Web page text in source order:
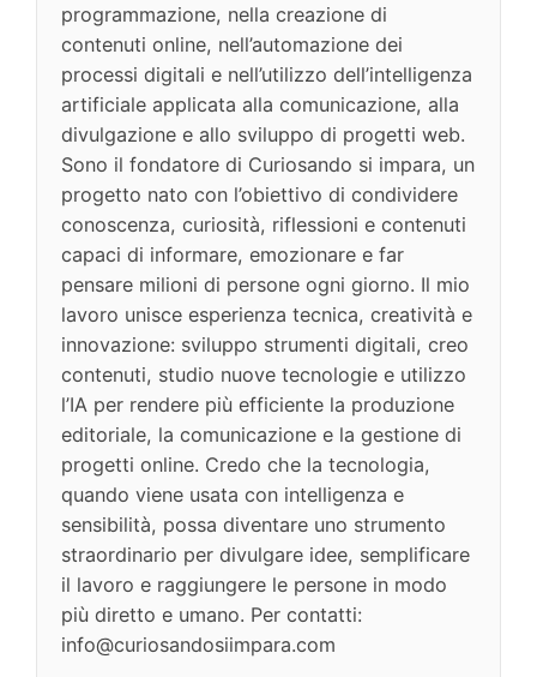
programmazione, nella creazione di
contenuti online, nell’automazione dei
processi digitali e nell’utilizzo dell’intelligenza
artificiale applicata alla comunicazione, alla
divulgazione e allo sviluppo di progetti web.
Sono il fondatore di Curiosando si impara, un
progetto nato con l’obiettivo di condividere
conoscenza, curiosità, riflessioni e contenuti
capaci di informare, emozionare e far
pensare milioni di persone ogni giorno. Il mio
lavoro unisce esperienza tecnica, creatività e
innovazione: sviluppo strumenti digitali, creo
contenuti, studio nuove tecnologie e utilizzo
l’IA per rendere più efficiente la produzione
editoriale, la comunicazione e la gestione di
progetti online. Credo che la tecnologia,
quando viene usata con intelligenza e
sensibilità, possa diventare uno strumento
straordinario per divulgare idee, semplificare
il lavoro e raggiungere le persone in modo
più diretto e umano. Per contatti:
info@curiosandosiimpara.com